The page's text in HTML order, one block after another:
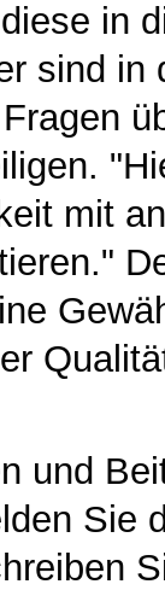
in
sind in
mit
und
Sie